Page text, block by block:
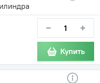
− +
Купить